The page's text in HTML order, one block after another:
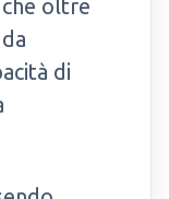
oltre
di